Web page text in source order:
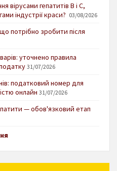
вірусами гепатитів В і С,
індустрії краси? 03/08/2026
потрібно зробити після
уточнено правила
31/07/2026
податковий номер для
онлайн 31/07/2026
— обов'язковий етап